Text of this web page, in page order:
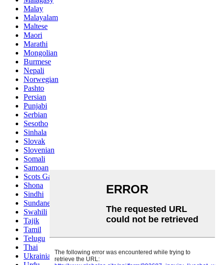
Malay
Malayalam
Maltese
Maori
Marathi
Mongolian
Burmese
Nepali
Norwegian
Pashto
Persian
Punjabi
Serbian
Sesotho
Sinhala
Slovak
Slovenian
Somali
Samoan
Scots Gaelic
Shona
Sindhi
Sundanese
Swahili
Tajik
Tamil
Telugu
Thai
Ukrainian